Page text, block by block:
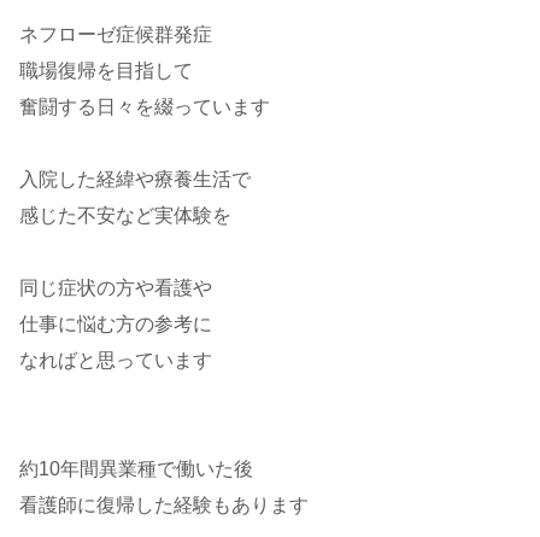
ネフローゼ症候群発症
職場復帰を目指して
奮闘する日々を綴っています
入院した経緯や療養生活で
感じた不安など実体験を
同じ症状の方や看護や
仕事に悩む方の参考に
なればと思っています
約10年間異業種で働いた後
看護師に復帰した経験もあります